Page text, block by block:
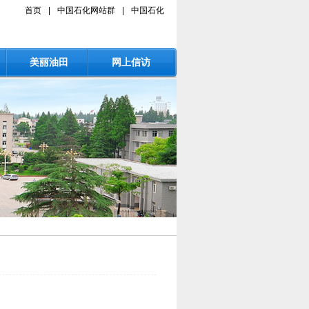
首页 中国石化网站群 中国石化
美丽油田 网上信访